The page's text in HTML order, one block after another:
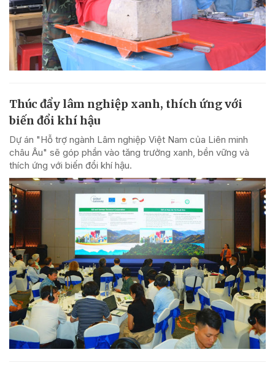
Thúc đẩy lâm nghiệp xanh, thích ứng với
biến đổi khí hậu
Dự án "Hỗ trợ ngành Lâm nghiệp Việt Nam của Liên minh
châu Âu" sẽ góp phần vào tăng trưởng xanh, bền vững và
thích ứng với biến đổi khí hậu.